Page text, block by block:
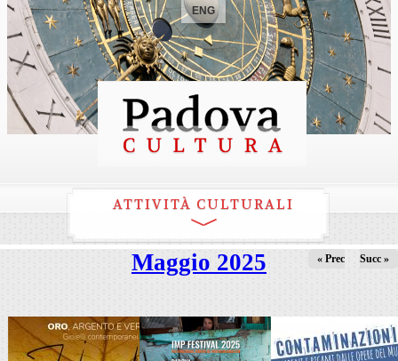
ENG
ATTIVITÀ CULTURALI
Maggio 2025 « Prec Succ »